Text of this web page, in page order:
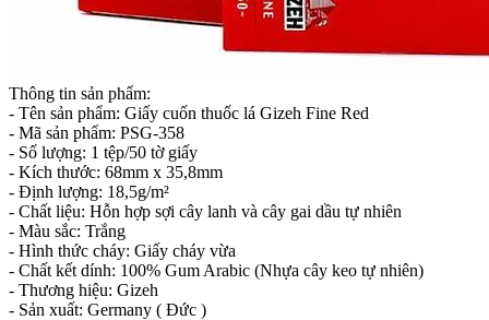
Thông tin sản phẩm:
- Tên sản phẩm: Giấy cuốn thuốc lá Gizeh Fine Red
- Mã sản phẩm: PSG-358
- Số lượng: 1 tệp/50 tờ giấy
- Kích thước: 68mm x 35,8mm
- Định lượng: 18,5g/m²
- Chất liệu: Hỗn hợp sợi cây lanh và cây gai dầu tự nhiên
- Màu sắc: Trắng
- Hình thức cháy: Giấy cháy vừa
- Chất kết dính: 100% Gum Arabic (Nhựa cây keo tự nhiên)
- Thương hiệu: Gizeh
- Sản xuất: Germany ( Đức )